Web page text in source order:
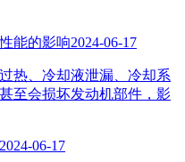
能的影响2024-06-17
热、冷却液泄漏、冷却系
至会损坏发动机部件，影
2024-06-17